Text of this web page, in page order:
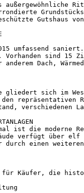
außergewöhnliche
umfassend
Vorhanden sind 15
anderem Dach,
gliedert sich im
repräsentativen
ist die moderne
verfügt über elf
einen
für Käufer, die